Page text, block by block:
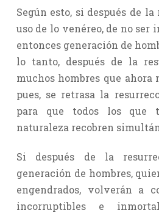
Según esto, si después de
uso de lo venéreo, de no ser
entonces generación de
lo tanto, después de la
muchos hombres que ahora
pues, se retrasa la
para que todos los que
naturaleza recobren
Si después de la
generación de hombres,
engendrados, volverán a
incorruptibles e